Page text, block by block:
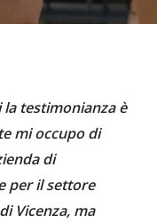
testimonianza è
mi occupo di
di
per il settore
Vicenza, ma